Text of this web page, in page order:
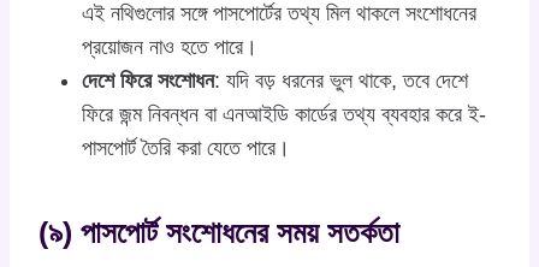
এই নথিগুলোর সঙ্গে পাসপোর্টের তথ্য মিল থাকলে সংশোধনের
প্রয়োজন নাও হতে পারে।
দেশে ফিরে সংশোধন: যদি বড় ধরনের ভুল থাকে, তবে দেশে
ফিরে জন্ম নিবন্ধন বা এনআইডি কার্ডের তথ্য ব্যবহার করে ই-
পাসপোর্ট তৈরি করা যেতে পারে।
(৯) পাসপোর্ট সংশোধনের সময় সতর্কতা